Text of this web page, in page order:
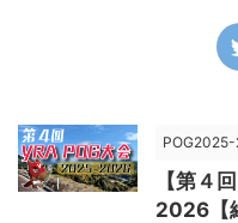
【第４
2026【